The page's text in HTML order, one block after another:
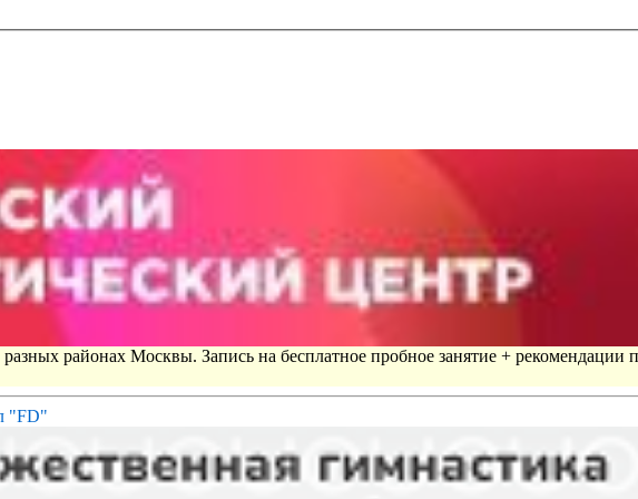
районах Москвы. Запись на бесплатное пробное занятие + рекомендации
"FD"